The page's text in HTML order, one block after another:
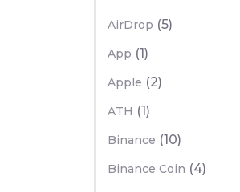
AirDrop (5)
App (1)
Apple (2)
ATH (1)
Binance (10)
Binance Coin (4)